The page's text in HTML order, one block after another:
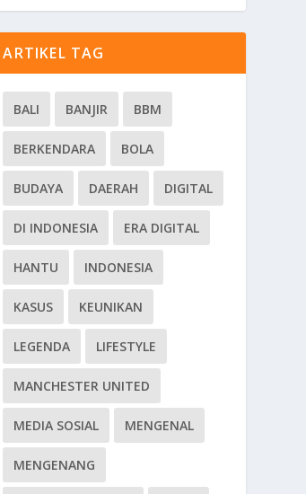
ARTIKEL TAG
BALI BANJIR BBM
BERKENDARA BOLA
BUDAYA DAERAH DIGITAL
DI INDONESIA ERA DIGITAL
HANTU INDONESIA
KASUS KEUNIKAN
LEGENDA LIFESTYLE
MANCHESTER UNITED
MEDIA SOSIAL MENGENAL
MENGENANG